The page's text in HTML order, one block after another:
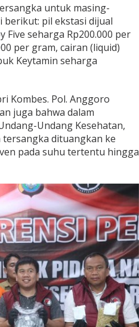
untuk masing-
berikut: pil ekstasi dijual
Five seharga Rp200.000 per
per gram, cairan (liquid)
Keytamin seharga
Kombes. Pol. Anggoro
juga bahwa dalam
Undang Kesehatan,
dituangkan ke
pada suhu tertentu hingga